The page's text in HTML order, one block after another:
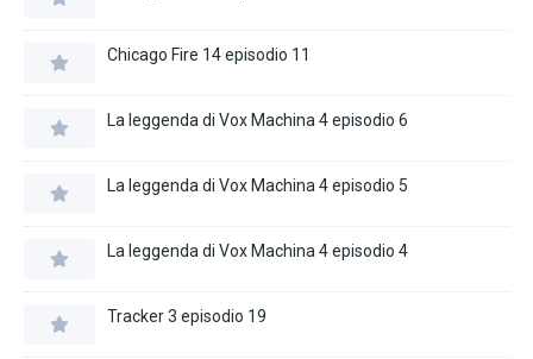
Chicago Fire 14 episodio 11
La leggenda di Vox Machina 4 episodio 6
La leggenda di Vox Machina 4 episodio 5
La leggenda di Vox Machina 4 episodio 4
Tracker 3 episodio 19